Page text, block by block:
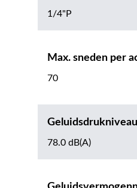
1/4"P
Max. sneden per
70
Geluidsdrukniveau
78.0 dB(A)